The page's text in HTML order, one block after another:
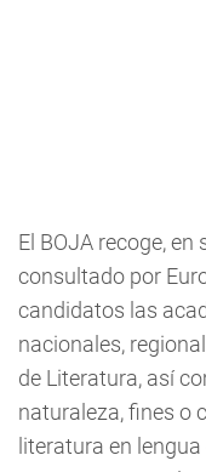
El BOJA recoge,
consultado por
candidatos las
nacionales,
de Literatura, así
naturaleza, fines o
literatura en